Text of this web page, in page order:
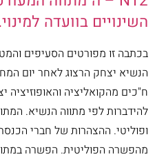
השינויים בוועדה
בכתבה זו מפורטים הסעיפים
ח"כים מהקואליציה
להידברות לפי מתווה הנשיא.
ופוליטי. ההצהרות של חברי
מהפשרה הפוליטית. הפשרה